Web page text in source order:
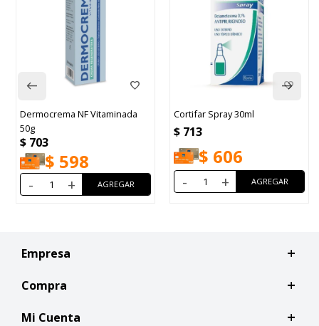
Dermocrema NF Vitaminada
50g
$ 703
$ 598
- +
Cortifar Spray 30ml
$ 713
$ 606
- +
Empresa
Compra
Mi Cuenta